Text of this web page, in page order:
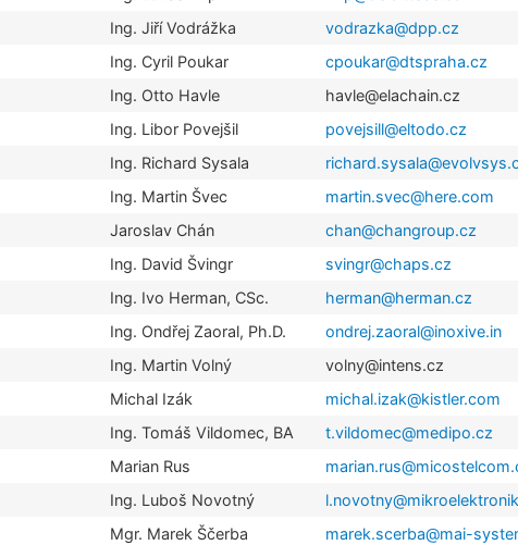
Ing. Jiří Vodrážka vodrazka@dpp.cz
Ing. Cyril Poukar cpoukar@dtspraha.cz
Ing. Otto Havle havle@elachain.cz
Ing. Libor Povejšil povejsill@eltodo.cz
Ing. Richard Sysala
Ing. Martin Švec martin.svec@here.com
Jaroslav Chán chan@changroup.cz
Ing. David Švingr svingr@chaps.cz
Ing. Ivo Herman, CSc. herman@herman.cz
Ing. Ondřej Zaoral, Ph.D. ondrej.zaoral@inoxive.in
Ing. Martin Volný volny@intens.cz
Michal Izák michal.izak@kistler.com
Ing. Tomáš Vildomec, BA t.vildomec@medipo.cz
Marian Rus
Ing. Luboš Novotný
Mgr. Marek Ščerba marek.scerba@mai-